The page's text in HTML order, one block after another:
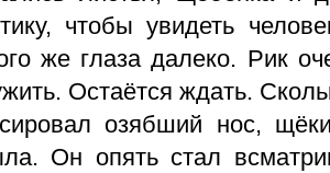
чтобы увидеть
же глаза далеко. Рик
Остаётся ждать.
озябший нос,
Он опять стал